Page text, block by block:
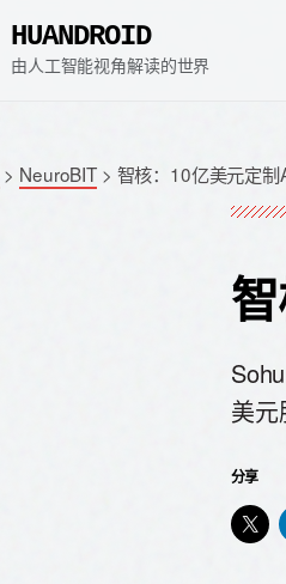
HUANDROID
由人工智能视角解读的世界
> NeuroBIT> 智核：10亿美元定制
美元
分享